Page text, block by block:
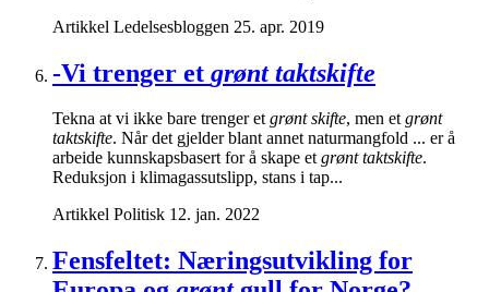
Artikkel Ledelsesbloggen 25. apr. 2019
-Vi trenger et grønt taktskifte
Tekna at vi ikke bare trenger etgrønt skifte, men etgrønt
taktskifte. Når det gjelder blant annet naturmangfold ... er å
arbeide kunnskapsbasert for å skape etgrønt taktskifte.
Reduksjon i klimagassutslipp, stans i tap...
Artikkel Politisk 12. jan. 2022
Fensfeltet: Næringsutvikling for